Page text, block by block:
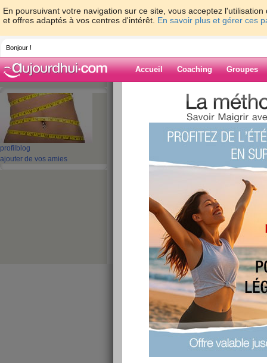
En poursuivant votre navigation sur ce site, vous acceptez
et offres adaptés à vos centres d'intérêt. En savoir plus et gérer ces
Bonjour !
Accueil Coaching Groupes
profil blog
ajouter de vos amies
>
Blog de
3 4
j17(hier crise de
publié le 24/09/2012 à 13:18